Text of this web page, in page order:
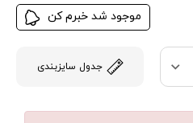
موجود شد خبرم کن
جدول سایزبندی